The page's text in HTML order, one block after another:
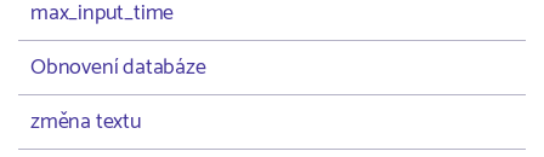
max_input_time
Obnovení databáze
změna textu